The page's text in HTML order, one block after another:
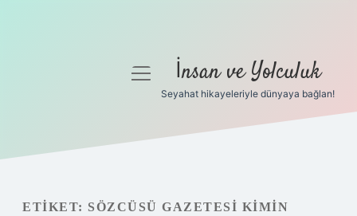
Gizlilik Politikası
menüyü İnsan ve Yolculuk
Seyahat hikayeleriyle dünyaya bağlan!
ETIKET: SÖZCÜSÜ GAZETESI KIMIN